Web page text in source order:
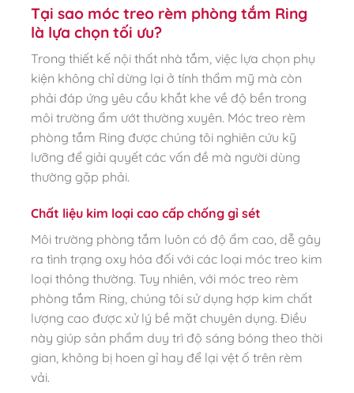
Tại sao móc treo rèm phòng tắm Ring
là lựa chọn tối ưu?
Trong thiết kế nội thất nhà tắm, việc lựa chọn phụ
kiện không chỉ dừng lại ở tính thẩm mỹ mà còn
phải đáp ứng yêu cầu khắt khe về độ bền trong
môi trường ẩm ướt thường xuyên. Móc treo rèm
phòng tắm Ring được chúng tôi nghiên cứu kỹ
lưỡng để giải quyết các vấn đề mà người dùng
thường gặp phải.
Chất liệu kim loại cao cấp chống gỉ sét
Môi trường phòng tắm luôn có độ ẩm cao, dễ gây
ra tình trạng oxy hóa đối với các loại móc treo kim
loại thông thường. Tuy nhiên, với móc treo rèm
phòng tắm Ring, chúng tôi sử dụng hợp kim chất
lượng cao được xử lý bề mặt chuyên dụng. Điều
này giúp sản phẩm duy trì độ sáng bóng theo thời
gian, không bị hoen gỉ hay để lại vệt ố trên rèm
vải.